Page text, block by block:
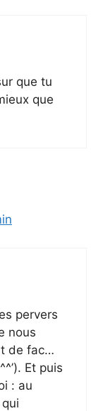
que tu
que
pervers
nous
de fac…
Et puis
: au